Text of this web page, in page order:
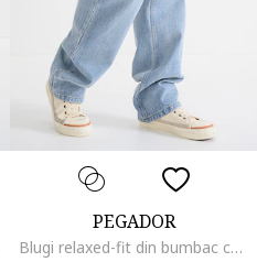
PEGADOR
Blugi relaxed-fit din bumbac cu talie medie, Albastru deschis